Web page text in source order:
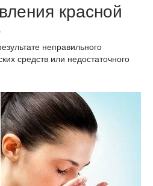
красной
неправильного
средств или недостаточного